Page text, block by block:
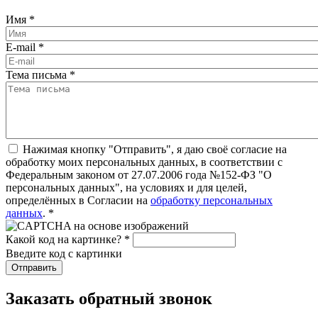
Имя *
E-mail *
Тема письма *
Нажимая кнопку "Отправить", я даю своё согласие на
обработку моих персональных данных, в соответствии с
Федеральным законом от 27.07.2006 года №152-ФЗ "О
персональных данных", на условиях и для целей,
определённых в Согласии на обработку персональных
данных. *
Какой код на картинке? *
Введите код с картинки
Заказать обратный звонок